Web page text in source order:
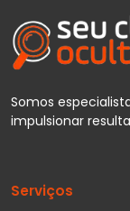
Somos
impulsionar
Serviços